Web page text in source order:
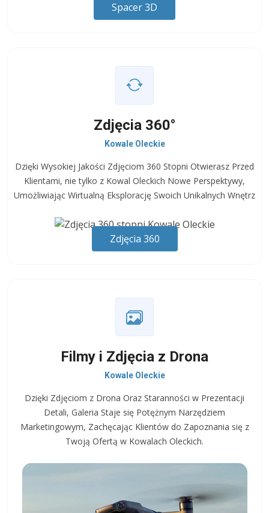
Spacer 3D
Zdjęcia 360°
Kowale Oleckie
Dzięki Wysokiej Jakości Zdjęciom 360 Stopni Otwierasz Przed
Klientami, nie tylko z Kowal Oleckich Nowe Perspektywy,
Umożliwiając Wirtualną Eksplorację Swoich Unikalnych Wnętrz
Zdjęcia 360
Filmy i Zdjęcia z Drona
Kowale Oleckie
Dzięki Zdjęciom z Drona Oraz Staranności w Prezentacji
Detali, Galeria Staje się Potężnym Narzędziem
Marketingowym, Zachęcając Klientów do Zapoznania się z
Twoją Ofertą w Kowalach Oleckich.